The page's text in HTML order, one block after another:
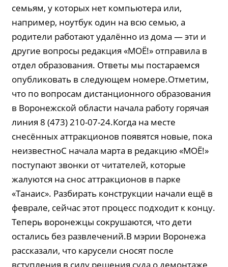
семьям, у которых нет компьютера или,
например, ноутбук один на всю семью, а
родители работают удалённо из дома — эти и
другие вопросы редакция «МОЁ!» отправила в
отдел образования. Ответы мы постараемся
опубликовать в следующем номере.Отметим,
что по вопросам дистанционного образования
в Воронежской области начала работу горячая
линия 8 (473) 210-07-24.Когда на месте
снесённых аттракционов появятся новые, пока
неизвестноС начала марта в редакцию «МОЁ!»
поступают звонки от читателей, которые
жалуются на снос аттракционов в парке
«Танаис». Разбирать конструкции начали ещё в
феврале, сейчас этот процесс подходит к концу.
Теперь воронежцы сокрушаются, что дети
остались без развлечений.В мэрии Воронежа
рассказали, что карусели сносят после